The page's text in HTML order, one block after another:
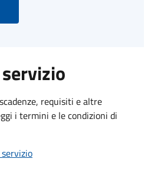
requisiti e altre
i termini e le condizioni di